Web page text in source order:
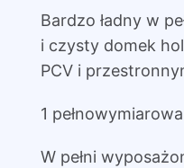
Bardzo ładny w
i czysty domek
PCV i
1
W pełni